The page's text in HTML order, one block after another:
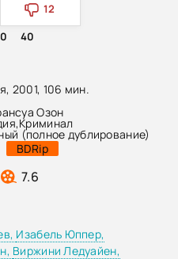
2001, 106 мин.
Озон
,Криминал
(полное дублирование)
BDRip
7.6
12
40
Изабель Юппер,
Виржини Ледуайен,